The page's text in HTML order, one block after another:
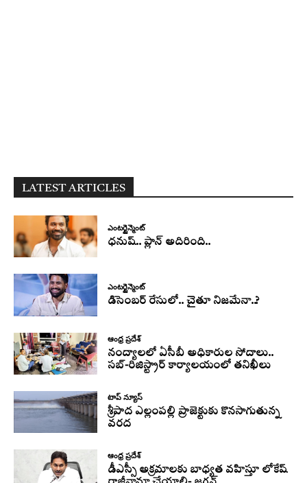
LATEST ARTICLES
ఎంటర్టైన్మెంట్
ధనుష్‌.. ప్లాన్ అదిరింది..
ఎంటర్టైన్మెంట్
డిసెంబర్ రేసులో.. చైతూ నిజమేనా..?
ఆంధ్ర ప్రదేశ్
నంద్యాలలో ఏసీబీ అధికారుల సోదాలు..
సబ్-రిజిస్ట్రార్ కార్యాలయంలో తనిఖీలు
టాప్ న్యూస్
శ్రీపాద ఎల్లంపల్లి ప్రాజెక్టుకు కొనసాగుతున్న
వరద
ఆంధ్ర ప్రదేశ్
డీఎస్సీ అక్రమాలకు బాధ్యత వహిస్తూ లోకేష్‌